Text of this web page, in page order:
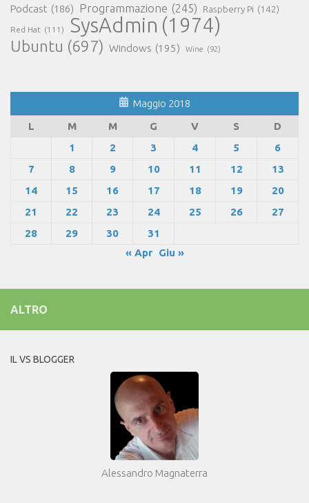
Podcast (186) Programmazione (245) Raspberry Pi (142)
Red Hat (111) SysAdmin (1974)
Ubuntu (697) Windows (195) Wine (92)
Maggio 2018
L
M M G V S
D
1
2 3 4 5
6
7
8 9 10 11 12
13
14
15 16 17 18 19
20
21
22 23 24 25 26
27
28
29 30
31
« Apr
Giu »
ALTRO
IL VS BLOGGER
Alessandro Magnaterra